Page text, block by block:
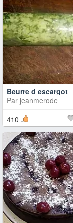
Beurre d escargot
Par jeanmerode
410